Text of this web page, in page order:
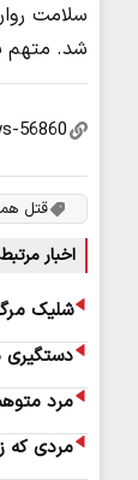
سلامت
شد. متهم
قتل
اخبار مرتبط
شلیک
دستگیری
مرد
مردی که